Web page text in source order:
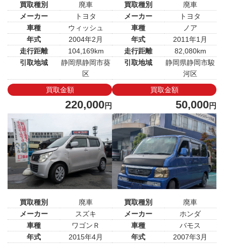
買取種別
廃車
メーカー
トヨタ
車種
ウィッシュ
年式
2004年2月
走行距離
104,169km
引取地域
静岡県静岡市葵
区
買取金額
220,000円
買取種別
廃車
メーカー
トヨタ
車種
ノア
年式
2011年1月
走行距離
82,080km
引取地域
静岡県静岡市駿
河区
買取金額
50,000円
買取種別
廃車
メーカー
スズキ
車種
ワゴンＲ
年式
2015年4月
買取種別
廃車
メーカー
ホンダ
車種
バモス
年式
2007年3月